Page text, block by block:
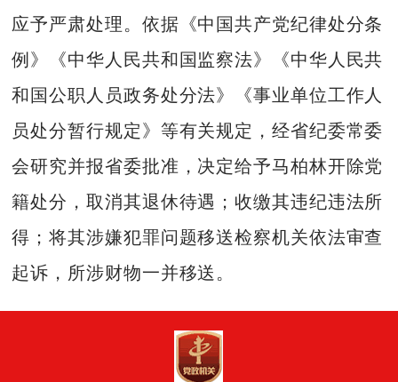
应予严肃处理。依据《中国共产党纪律处分条
例》《中华人民共和国监察法》《中华人民共
和国公职人员政务处分法》《事业单位工作人
员处分暂行规定》等有关规定，经省纪委常委
会研究并报省委批准，决定给予马柏林开除党
籍处分，取消其退休待遇；收缴其违纪违法所
得；将其涉嫌犯罪问题移送检察机关依法审查
起诉，所涉财物一并移送。